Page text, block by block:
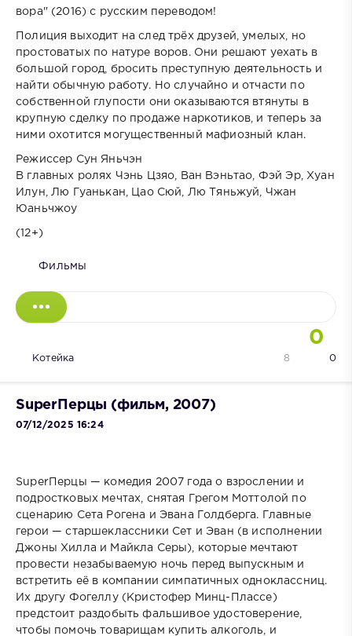
вора" (2016) с русским переводом!
Полиция выходит на след трёх друзей, умелых, но
простоватых по натуре воров. Они решают уехать в
большой город, бросить преступную деятельность и
найти обычную работу. Но случайно и отчасти по
собственной глупости они оказываются втянуты в
крупную сделку по продаже наркотиков, и теперь за
ними охотится могущественный мафиозный клан.
Режиссер Сун Яньчэн
В главных ролях Чэнь Цзяо, Ван Вэньтао, Фэй Эр, Хуан
Илун, Лю Гуанькан, Цао Сюй, Лю Тяньжуй, Чжан
Юаньчжоу
(12+)
Фильмы
0
Котейка 0
8
SuperПерцы (фильм, 2007)
07/12/2025 16:24
SuperПерцы — комедия 2007 года о взрослении и
подростковых мечтах, снятая Грегом Моттолой по
сценарию Сета Рогена и Эвана Голдберга. Главные
герои — старшеклассники Сет и Эван (в исполнении
Джоны Хилла и Майкла Серы), которые мечтают
провести незабываемую ночь перед выпускным и
встретить её в компании симпатичных одноклассниц.
Их другу Фогеллу (Кристофер Минц-Плассе)
предстоит раздобыть фальшивое удостоверение,
чтобы помочь товарищам купить алкоголь, и